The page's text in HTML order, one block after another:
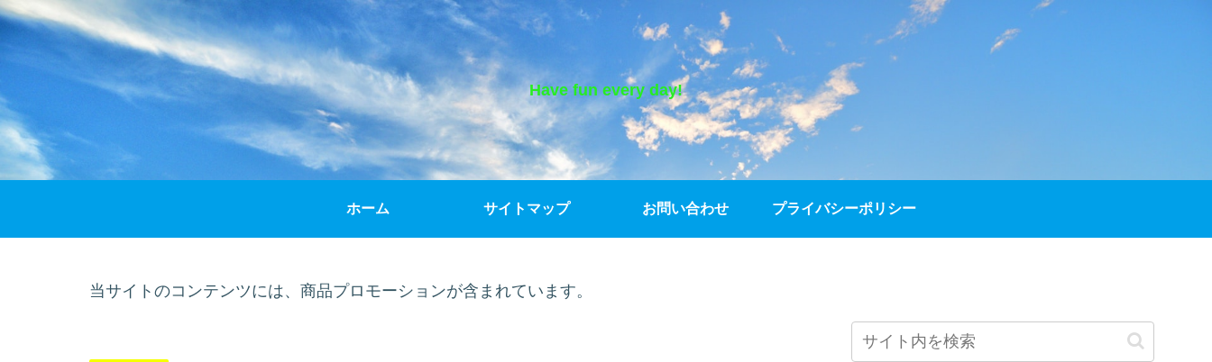
Have fun every day!
ホーム サイトマップ お問い合わせ プライバシーポリシー
当サイトのコンテンツには、商品プロモーションが含まれています。